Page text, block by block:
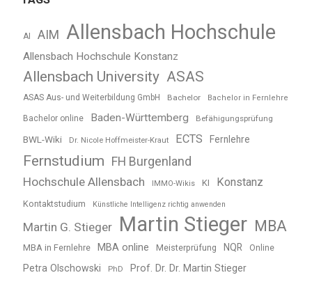
AI AIM Allensbach Hochschule
Allensbach Hochschule Konstanz
Allensbach University ASAS
ASAS Aus- und Weiterbildung GmbH Bachelor Bachelor in Fernlehre
Bachelor online Baden-Württemberg Befähigungsprüfung
BWL-Wiki Dr. Nicole Hoffmeister-Kraut ECTS Fernlehre
Fernstudium FH Burgenland
Hochschule Allensbach
IMMO-Wikis KI Konstanz
Kontaktstudium Künstliche Intelligenz richtig anwenden
Martin G. Stieger Martin Stieger MBA
MBA in Fernlehre MBA online Meisterprüfung NQR Online
Petra Olschowski PhD Prof. Dr. Dr. Martin Stieger